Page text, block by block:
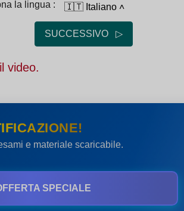
la lingua : 🇮🇹 Italiano ˄
SUCCESSIVO ▷
video.
e materiale scaricabile.
SPECIALE